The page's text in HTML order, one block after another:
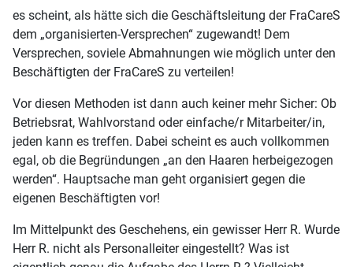
es scheint, als hätte sich die Geschäftsleitung der FraCareS
dem „organisierten-Versprechen“ zugewandt! Dem
Versprechen, soviele Abmahnungen wie möglich unter den
Beschäftigten der FraCareS zu verteilen!
Vor diesen Methoden ist dann auch keiner mehr Sicher: Ob
Betriebsrat, Wahlvorstand oder einfache/r Mitarbeiter/in,
jeden kann es treffen. Dabei scheint es auch vollkommen
egal, ob die Begründungen „an den Haaren herbeigezogen
werden“. Hauptsache man geht organisiert gegen die
eigenen Beschäftigten vor!
Im Mittelpunkt des Geschehens, ein gewisser Herr R. Wurde
Herr R. nicht als Personalleiter eingestellt? Was ist